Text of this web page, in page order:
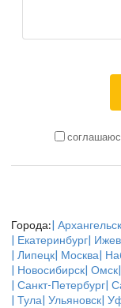
Города:| Архангельск
| Екатеринбург|
| Липецк| Москва|
| Новосибирск| Омск
| Санкт-Петербург|
| Тула| Ульяновск|